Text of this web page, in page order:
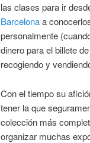
las clases para ir
Barcelonaa
personalmente
dinero para el billete
recogiendo y
Con el tiempo su
tener la que
colección más
organizar muchas